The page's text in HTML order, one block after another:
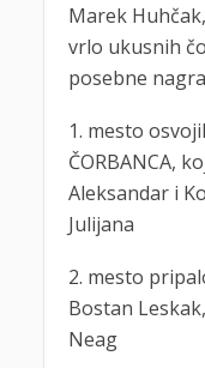
Marek
vrlo ukusnih
posebne
1. mesto
ČORBANCA,
Aleksandar i
Julijana
2. mesto
Bostan
Neag